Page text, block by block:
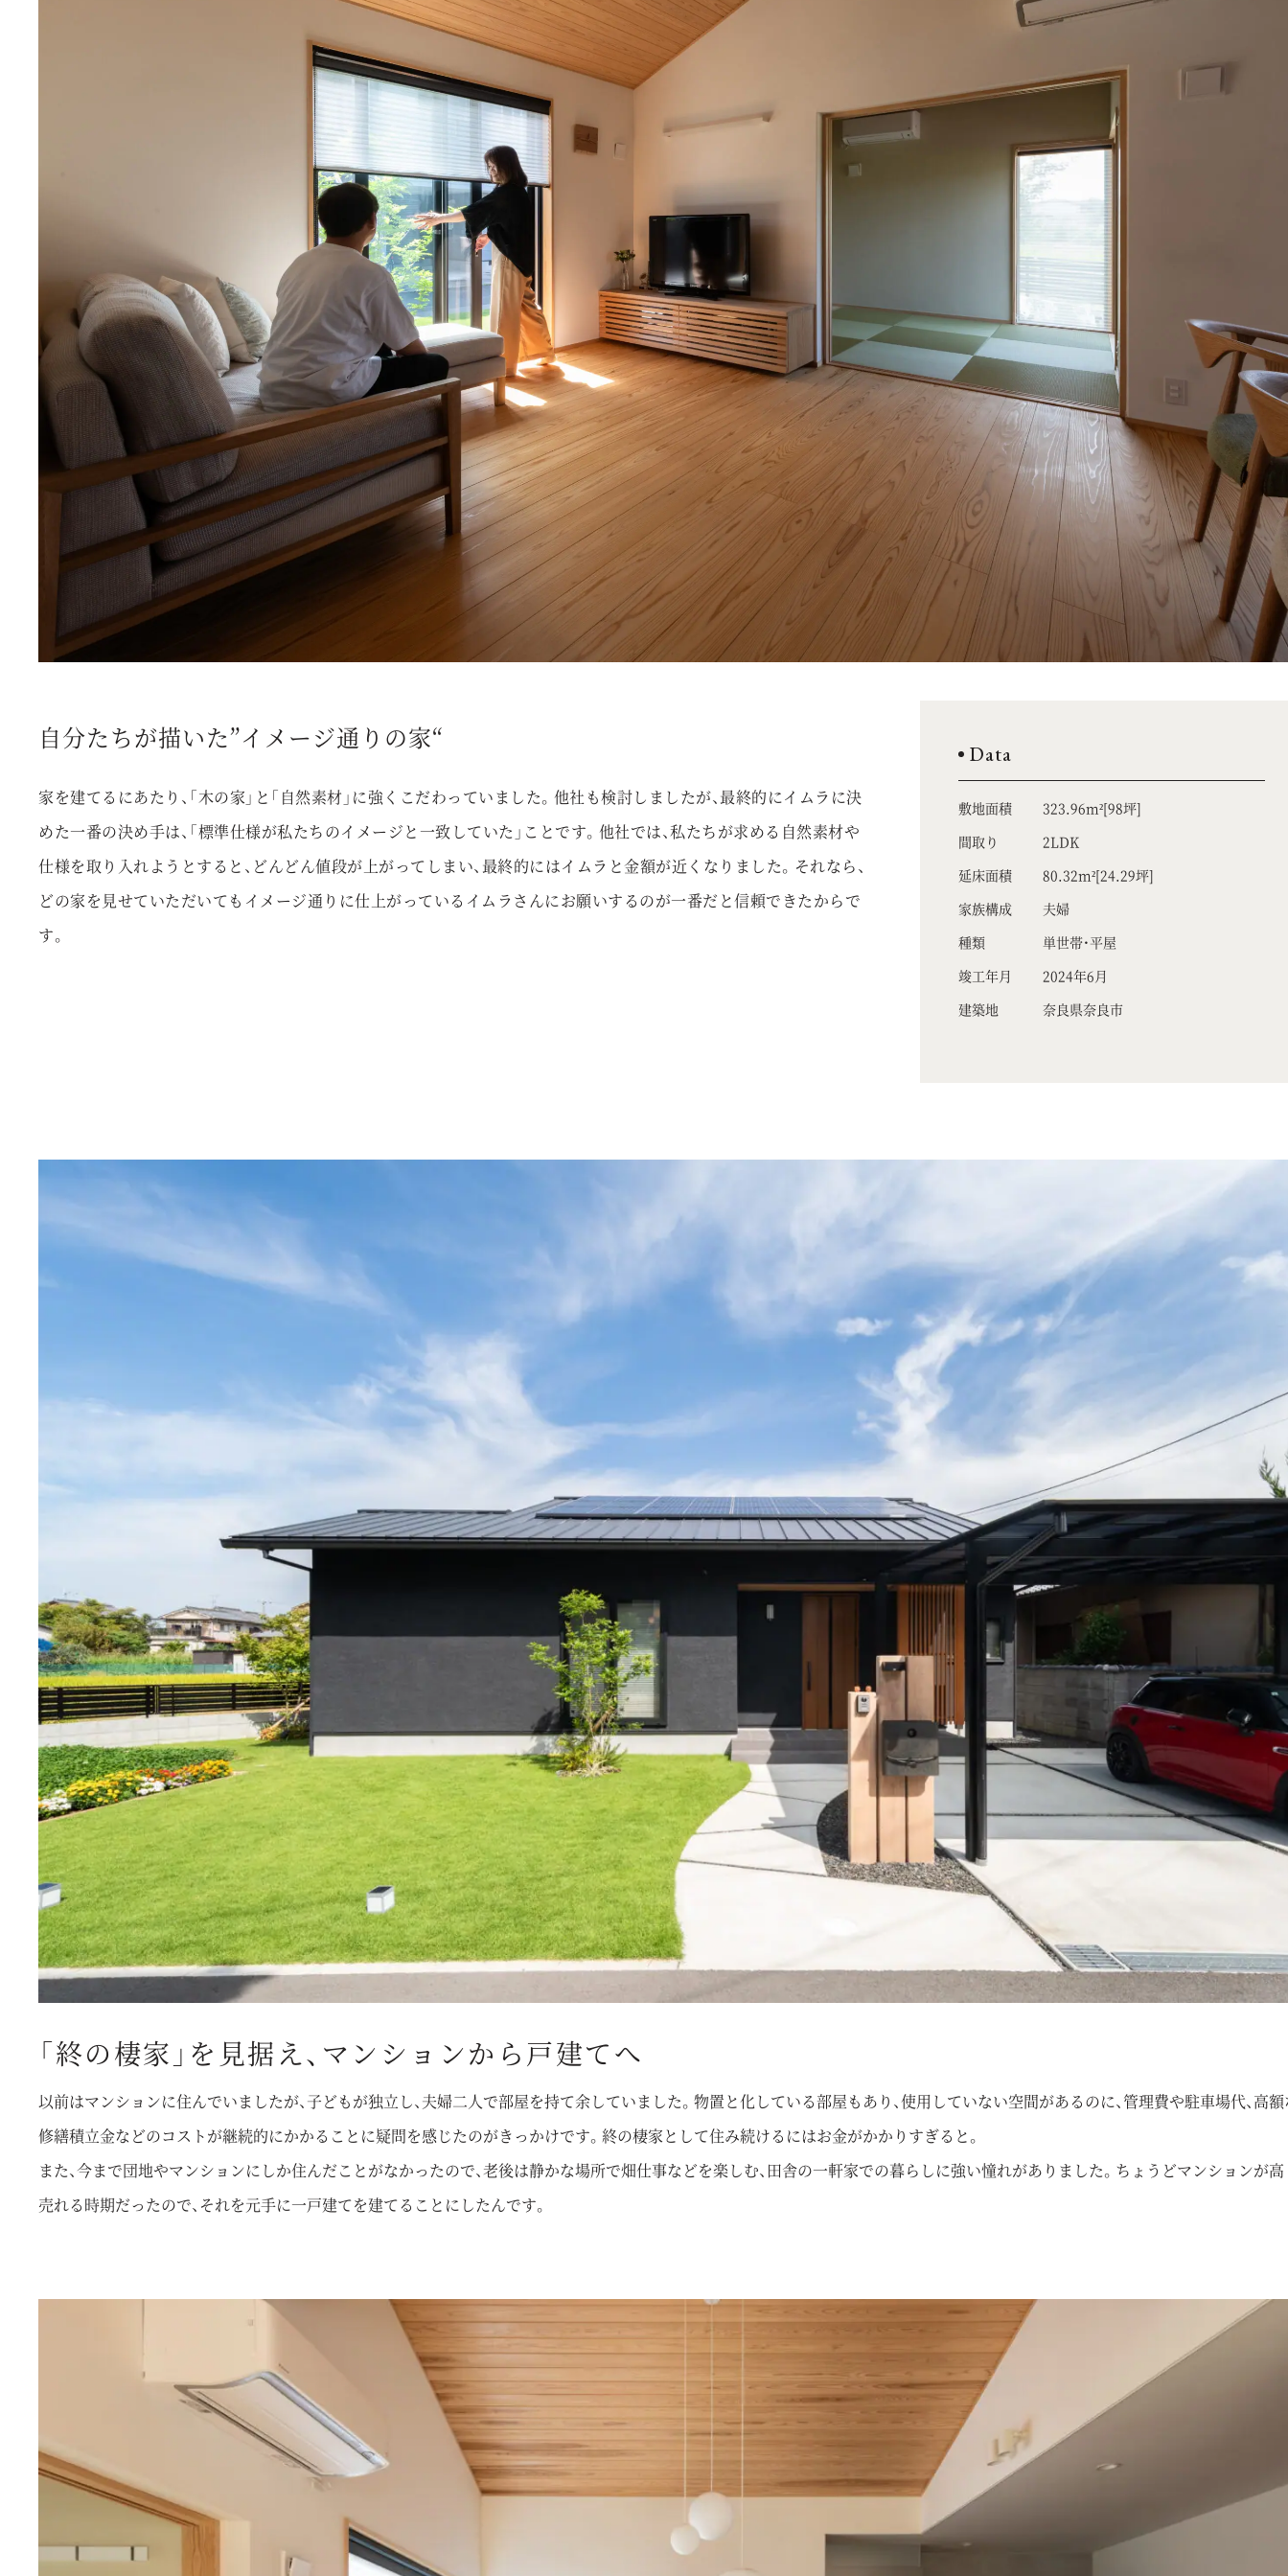
自分たちが描いた”イメージ通りの家“
家を建てるにあたり、「木の家」と「自然素材」に強くこだわっていました。他社も検討しましたが、最終的にイムラに決
めた一番の決め手は、「標準仕様が私たちのイメージと一致していた」ことです。他社では、私たちが求める自然素材や
仕様を取り入れようとすると、どんどん値段が上がってしまい、最終的にはイムラと金額が近くなりました。それなら、
どの家を見せていただいてもイメージ通りに仕上がっているイムラさんにお願いするのが一番だと信頼できたからで
す。
Data
敷地面積
323.96m²[98坪]
間取り
2LDK
延床面積
80.32m²[24.29坪]
家族構成
夫婦
種類
単世帯・平屋
竣工年月
2024年6月
建築地
奈良県奈良市
「終の棲家」を見据え、マンションから戸建てへ
以前はマンションに住んでいましたが、子どもが独立し、夫婦二人で部屋を持て余していました。物置と化している部屋もあり、使用していない空間があるのに、管理費や駐車場代、高
修繕積立金などのコストが継続的にかかることに疑問を感じたのがきっかけです。終の棲家として住み続けるにはお金がかかりすぎると。
また、今まで団地やマンションにしか住んだことがなかったので、老後は静かな場所で畑仕事などを楽しむ、田舎の一軒家での暮らしに強い憧れがありました。ちょうどマンションが
売れる時期だったので、それを元手に一戸建てを建てることにしたんです。